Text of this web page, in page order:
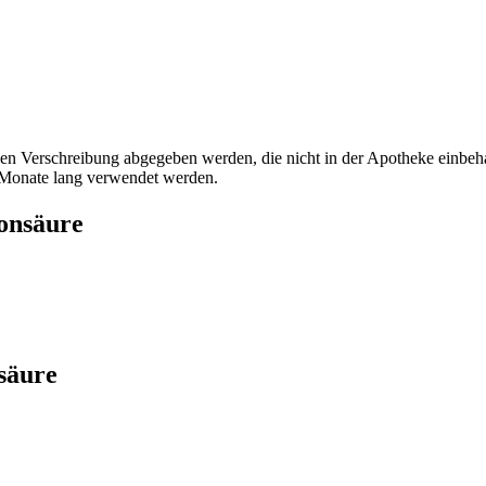
Verschreibung abgegeben werden, die nicht in der Apotheke
lang verwendet werden.